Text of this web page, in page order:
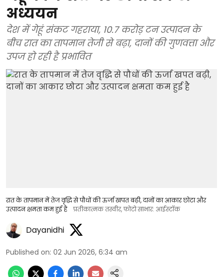
अध्ययन
देश में गेहूं संकट गहराया, 10.7 करोड़ टन उत्पादन के
बीच रात का तापमान तेजी से बढ़ा, दानों की गुणवत्ता और
उपज हो रही है प्रभावित
रात के तापमान में तेज वृद्धि से पौधों की ऊर्जा खपत बढ़ी, दानों का आकार छोटा और
उत्पादन क्षमता कम हुई है
प्रतीकात्मक तस्वीर, फोटो साभार: आईस्टॉक
Dayanidhi
Published on: 02 Jun 2026, 6:34 am